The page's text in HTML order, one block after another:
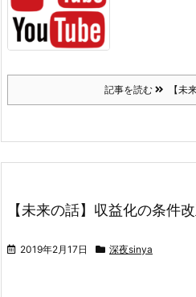
記事を読む 【未
【未来の話】収益化の条件
2019年2月17日 深夜sinya